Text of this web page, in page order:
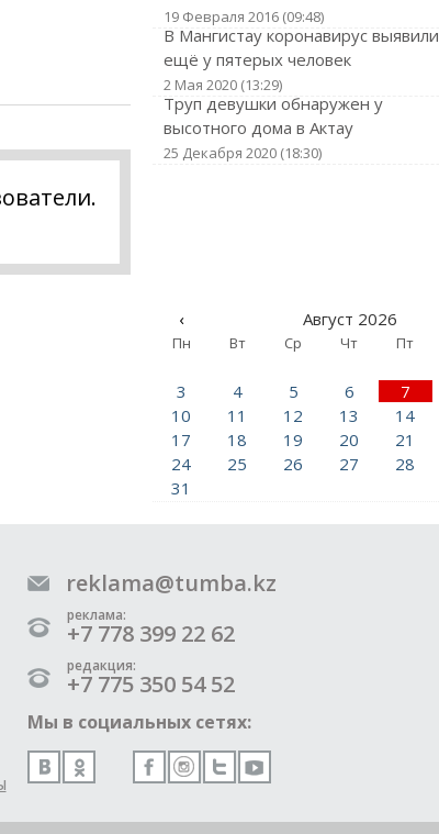
19 Февраля 2016 (09:48)
В Мангистау коронавирус выявили
ещё у пятерых человек
2 Мая 2020 (13:29)
Труп девушки обнаружен у
высотного дома в Актау
25 Декабря 2020 (18:30)
‹ Август 2026
Пн Вт Ср Чт Пт
3
4 5 6 7
10
11 12 13 14
17
18 19 20 21
24
25 26 27 28
31
reklama@tumba.kz
реклама:
+7 778 399 22 62
редакция:
+7 775 350 54 52
Мы в социальных сетях: